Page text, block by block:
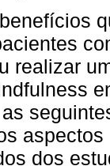
realizar
dos